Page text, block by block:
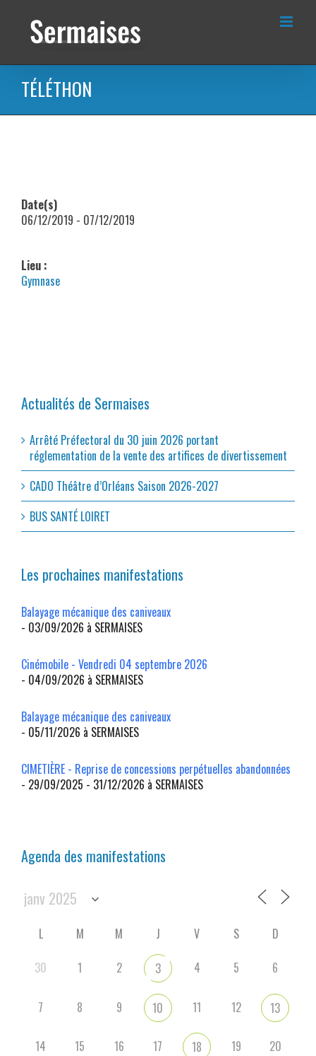
contenu
TÉLÉTHON
Date(s)
06/12/2019 - 07/12/2019
Lieu :
Gymnase
Actualités de Sermaises
Arrêté Préfectoral du 30 juin 2026 portant
réglementation de la vente des artifices de divertissement
CADO Théâtre d’Orléans Saison 2026-2027
BUS SANTÉ LOIRET
Les prochaines manifestations
Balayage mécanique des caniveaux
- 03/09/2026 à SERMAISES
Cinémobile - Vendredi 04 septembre 2026
- 04/09/2026 à SERMAISES
Balayage mécanique des caniveaux
- 05/11/2026 à SERMAISES
CIMETIÈRE - Reprise de concessions perpétuelles abandonnées
- 29/09/2025 - 31/12/2026 à SERMAISES
Agenda des manifestations
L M M J V S
D
30
1 2 3 4 5 6
7 8 9 10 11 12 13
14 15 16 17 18 19 20